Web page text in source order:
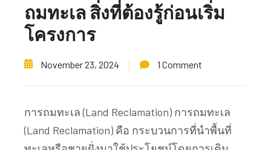
ถมทะเล สิ่งที่ต้องรู้ก่อนเริ่ม
โครงการ
November 23, 2024 1 Comment
การถมทะเล (Land Reclamation) การถมทะเล
(Land Reclamation) คือ กระบวนการที่นำพื้นที่